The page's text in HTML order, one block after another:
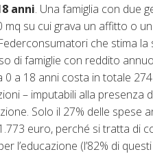
anni. Una famiglia con due
su cui grava un affitto o
che stima
di famiglie con reddito
0 a 18 anni costa in totale
– imputabili alla presenza
Solo il 27% delle
euro, perché si tratta di
l’educazione (l’82% di